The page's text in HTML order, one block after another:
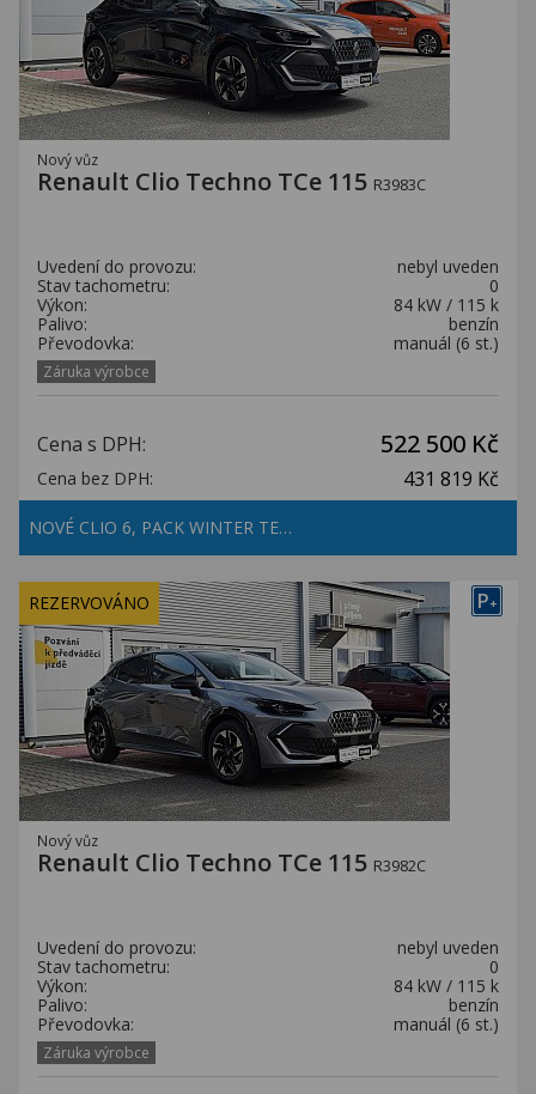
Nový vůz
Renault Clio Techno TCe 115 R3983C
Uvedení do provozu:
nebyl uveden
Stav tachometru:
0
Výkon:
84 kW / 115 k
Palivo:
benzín
Převodovka:
manuál (6 st.)
Záruka výrobce
Cena s DPH: 522 500 Kč
Cena bez DPH: 431 819 Kč
NOVÉ CLIO 6, PACK WINTER TE…
P+
REZERVOVÁNO
Nový vůz
Renault Clio Techno TCe 115 R3982C
Uvedení do provozu:
nebyl uveden
Stav tachometru:
0
Výkon:
84 kW / 115 k
Palivo:
benzín
Převodovka:
manuál (6 st.)
Záruka výrobce